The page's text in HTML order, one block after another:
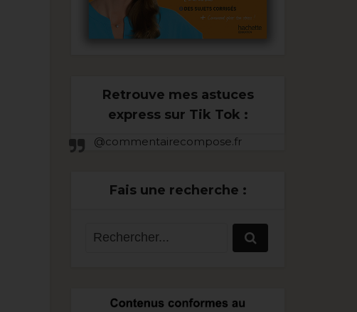
Retrouve mes astuces
express sur Tik Tok :
@commentairecompose.fr
Fais une recherche :